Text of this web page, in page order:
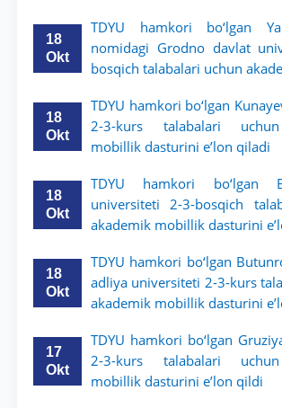
18
Okt
TDYU hamkori bo‘lgan
nomidagi Grodno davlat
bosqich talabalari uchun
18
Okt
TDYU hamkori bo‘lgan
2-3-kurs talabalari
mobillik dasturini e’lon qiladi
18
Okt
TDYU hamkori bo‘lgan
universiteti 2-3-bosqich
akademik mobillik dasturini
18
Okt
TDYU hamkori bo‘lgan
adliya universiteti 2-3-kurs
akademik mobillik dasturini
17
Okt
TDYU hamkori bo‘lgan
2-3-kurs talabalari
mobillik dasturini e’lon qildi